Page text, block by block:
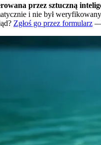
przez sztuczną
i nie był
Zgłoś go przez formularz —